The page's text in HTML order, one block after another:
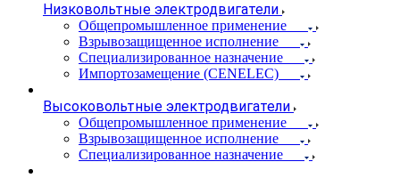
Низковольтные электродвигатели
Общепромышленное применение
Взрывозащищенное исполнение
Специализированное назначение
Импортозамещение (CENELEC)
Высоковольтные электродвигатели
Общепромышленное применение
Взрывозащищенное исполнение
Специализированное назначение